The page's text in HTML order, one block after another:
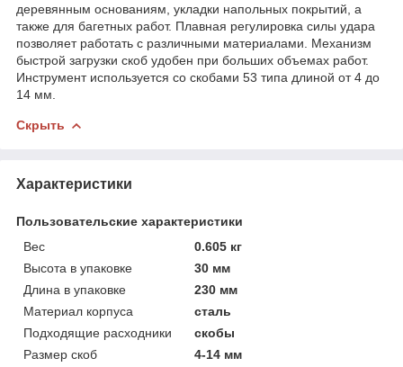
деревянным основаниям, укладки напольных покрытий, а
также для багетных работ. Плавная регулировка силы удара
позволяет работать с различными материалами. Механизм
быстрой загрузки скоб удобен при больших объемах работ.
Инструмент используется со скобами 53 типа длиной от 4 до
14 мм.
Скрыть
Характеристики
Пользовательские характеристики
Вес
0.605 кг
Высота в упаковке
30 мм
Длина в упаковке
230 мм
Материал корпуса
сталь
Подходящие расходники
скобы
Размер скоб
4-14 мм